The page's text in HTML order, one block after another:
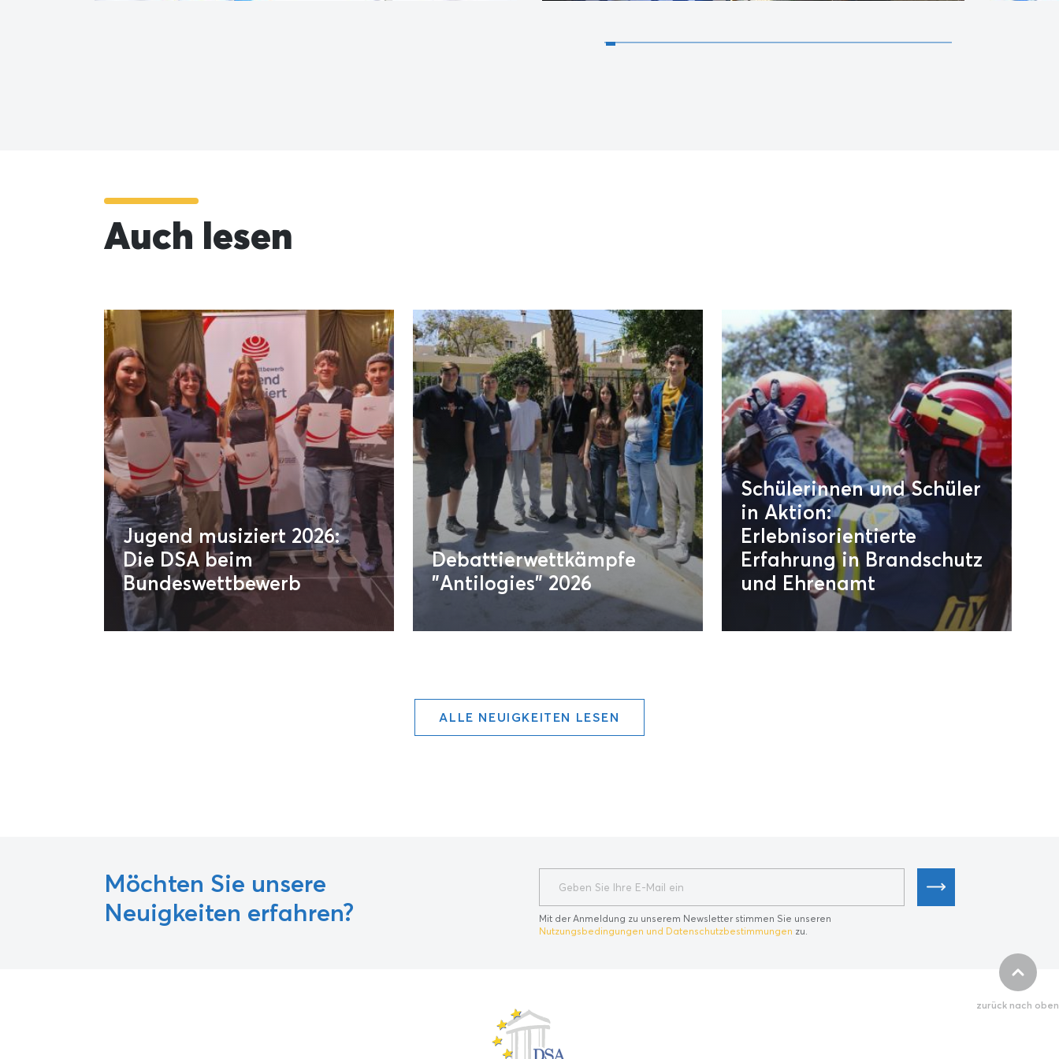
Auch lesen
Jugend musiziert 2026:
Die DSA beim
Bundeswettbewerb
Debattierwettkämpfe
"Antilogies" 2026
Schülerinnen und Schüler
in Aktion:
Erlebnisorientierte
Erfahrung in Brandschutz
und Ehrenamt
ALLE NEUIGKEITEN LESEN
Möchten Sie unsere
Neuigkeiten erfahren?
Mit der Anmeldung zu unserem Newsletter stimmen Sie unseren
Nutzungsbedingungen und Datenschutzbestimmungen zu.
zurück nach oben